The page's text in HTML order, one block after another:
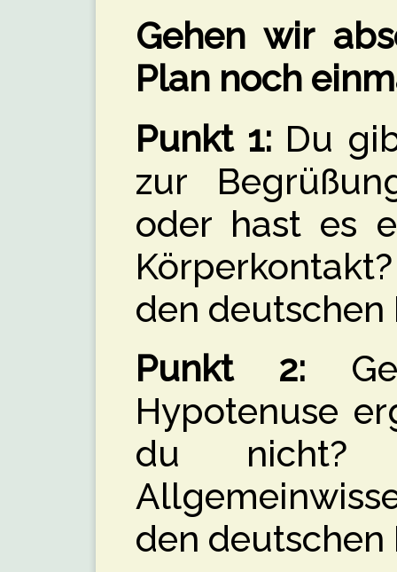
Gehen wir
Plan noch
Punkt 1: Du
zur
oder hast es
den deutschen
Punkt 2:
Hypotenuse
du nicht?
den deutschen